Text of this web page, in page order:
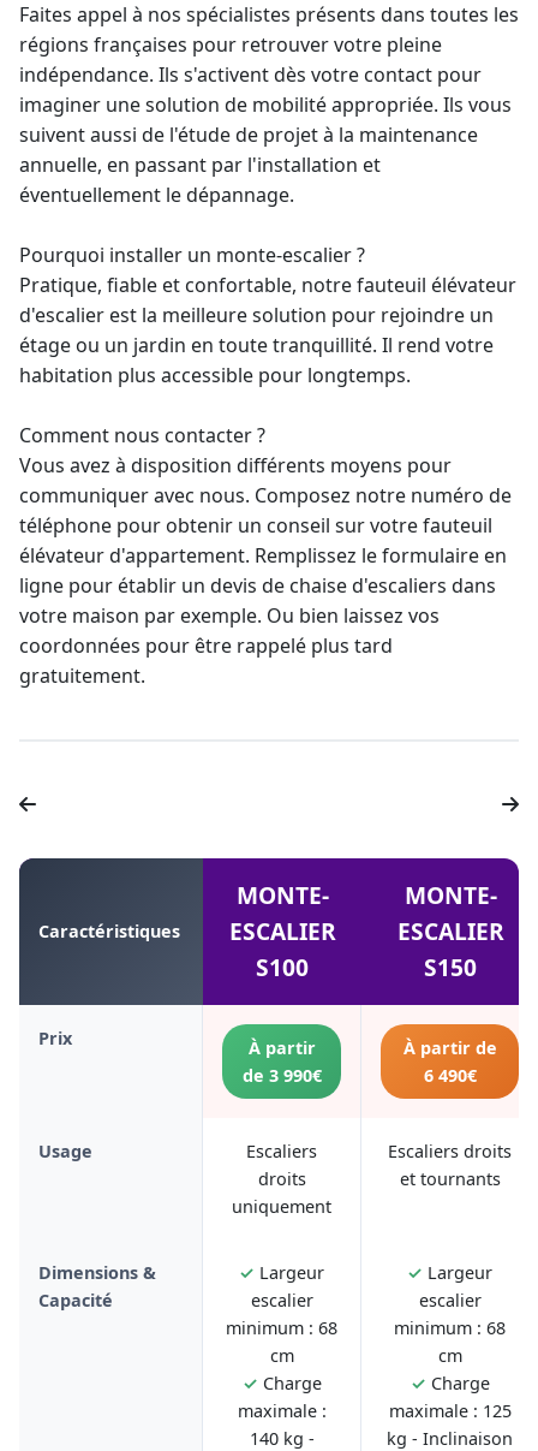
Faites appel à nos spécialistes présents dans toutes les
régions françaises pour retrouver votre pleine
indépendance. Ils s'activent dès votre contact pour
imaginer une solution de mobilité appropriée. Ils vous
suivent aussi de l'étude de projet à la maintenance
annuelle, en passant par l'installation et
éventuellement le dépannage.
Pourquoi installer un monte-escalier ?
Pratique, fiable et confortable, notrefauteuil élévateur
d'escalier est la meilleure solution pour rejoindre un
étage ou un jardin en toute tranquillité. Il rend votre
habitation plus accessible pour longtemps.
Comment nous contacter ?
Vous avez à disposition différents moyens pour
communiquer avec nous. Composez notre numéro de
téléphone pour obtenir un conseil sur votre fauteuil
élévateurd'appartement. Remplissez le formulaire en
ligne pour établir un devis de chaise d'escaliers dans
votre maison par exemple. Ou bien laissez vos
coordonnées pour être rappelé plus tard
gratuitement.
Caractéristiques
MONTE-
ESCALIER
S100
MONTE-
ESCALIER
S150
Prix
À partir
de 3 990€
À partir de
6 490€
Usage
Escaliers
droits
uniquement
Escaliers droits
et tournants
Dimensions &
Capacité
✓ Largeur
escalier
minimum : 68
cm
✓ Charge
maximale :
140 kg -
✓ Largeur
escalier
minimum : 68
cm
✓ Charge
maximale : 125
kg - Inclinaison